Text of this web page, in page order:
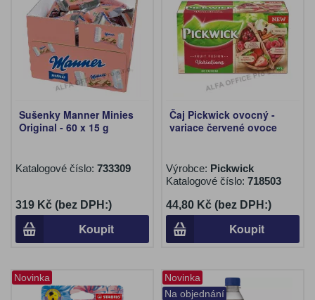
Sušenky Manner Minies
Original - 60 x 15 g
Katalogové číslo: 733309
319 Kč (bez DPH:)
Koupit
Čaj Pickwick ovocný -
variace červené ovoce
Výrobce: Pickwick
Katalogové číslo: 718503
44,80 Kč (bez DPH:)
Koupit
Novinka
Novinka
Na objednání